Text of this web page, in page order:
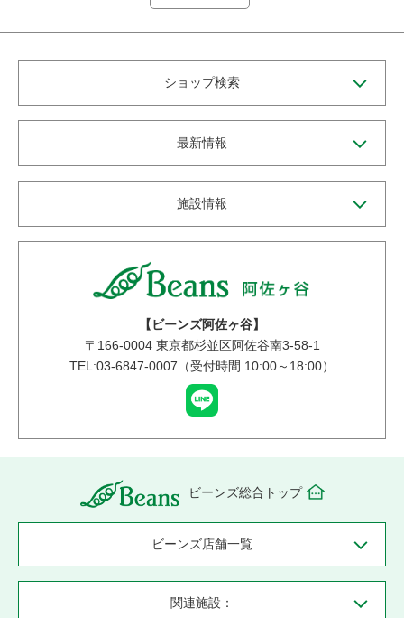
ショップ検索
最新情報
施設情報
【ビーンズ阿佐ヶ谷】
〒 166-0004東京都杉並区阿佐谷南3-58-1
TEL:03-6847-0007（受付時間 10:00～18:00）
ビーンズ総合トップ
ビーンズ店舗一覧
関連施設：